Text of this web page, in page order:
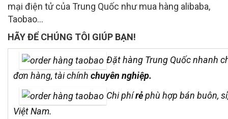
mại điện tử của Trung Quốc như mua hàng alibaba,
Taobao...
HÃY ĐỂ CHÚNG TÔI GIÚP BẠN!
Đặt hàng Trung Quốc nhanh
đơn hàng, tài chính chuyên nghiệp.
Chi phírẻphù hợp bán buôn,
Việt Nam.